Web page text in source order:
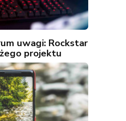
uwagi: Rockstar
projektu